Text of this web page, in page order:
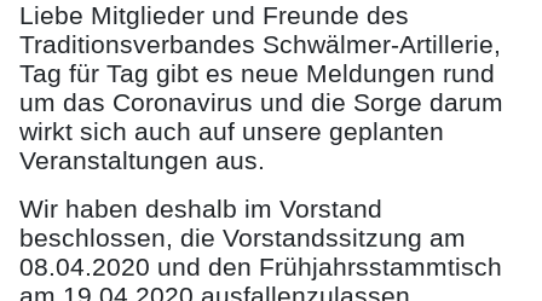
Liebe Mitglieder und Freunde des
Traditionsverbandes Schwälmer-Artillerie,
Tag für Tag gibt es neue Meldungen rund
um das Coronavirus und die Sorge darum
wirkt sich auch auf unsere geplanten
Veranstaltungen aus.
Wir haben deshalb im Vorstand
beschlossen, die Vorstandssitzung am
08.04.2020 und den Frühjahrsstammtisch